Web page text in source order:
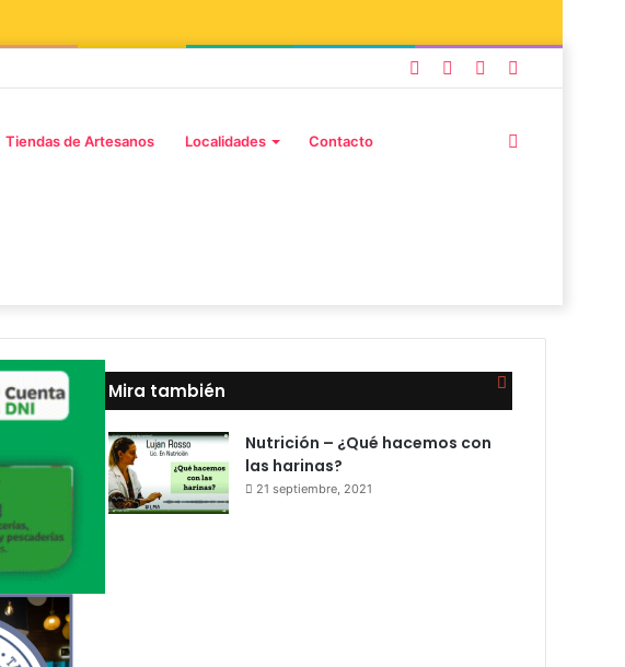
Tiendas de Artesanos Localidades Contacto
Mira también
Nutrición – ¿Qué hacemos con
las harinas?
21 septiembre, 2021